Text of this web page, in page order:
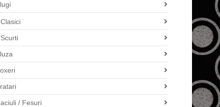
Clasici
Scurti
/ Fesuri